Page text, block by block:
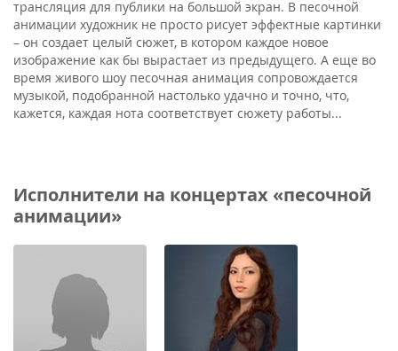
трансляция для публики на большой экран. В песочной
анимации художник не просто рисует эффектные картинки
– он создает целый сюжет, в котором каждое новое
изображение как бы вырастает из предыдущего. А еще во
время живого шоу песочная анимация сопровождается
музыкой, подобранной настолько удачно и точно, что,
кажется, каждая нота соответствует сюжету работы...
Исполнители на концертах «песочной
анимации»